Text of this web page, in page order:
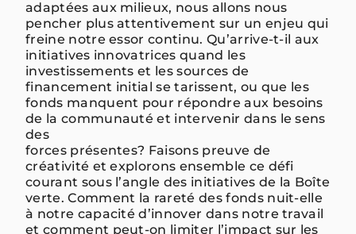
adaptées aux milieux, nous allons nous
pencher plus attentivement sur un enjeu qui
freine notre essor continu. Qu’arrive-t-il aux
initiatives innovatrices quand les
investissements et les sources de
financement initial se tarissent, ou que les
fonds manquent pour répondre aux besoins
de la communauté et intervenir dans le sens
des
forces présentes? Faisons preuve de
créativité et explorons ensemble ce défi
courant sous l’angle des initiatives de la Boîte
verte. Comment la rareté des fonds nuit-elle
à notre capacité d’innover dans notre travail
et comment peut-on limiter l’impact sur les